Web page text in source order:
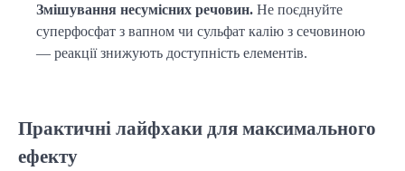
Змішування несумісних речовин. Не поєднуйте
суперфосфат з вапном чи сульфат калію з сечовиною
— реакції знижують доступність елементів.
Практичні лайфхаки для максимального
ефекту